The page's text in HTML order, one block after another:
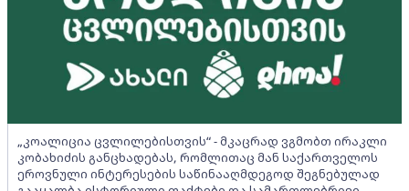
„კოალიცია ცვლილებისთვის“ - მკაცრად ვგმობთ ირაკლი
კობახიძის განცხადებას, რომლითაც მან საქართველოს
ეროვნული ინტერესების საწინააღმდეგოდ შეგნებულად